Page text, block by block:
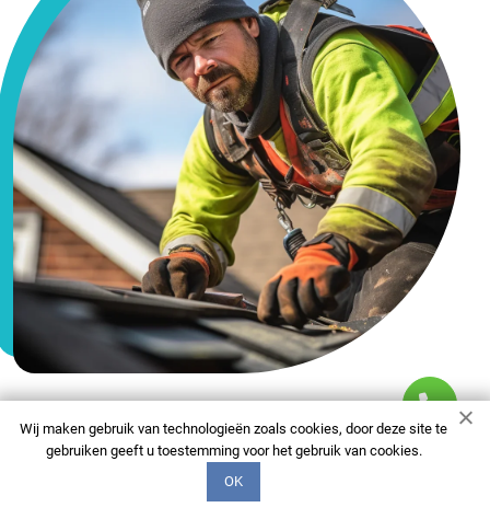
FAQ
Wij maken gebruik van technologieën zoals cookies, door deze site te
gebruiken geeft u toestemming voor het gebruik van cookies.
OK